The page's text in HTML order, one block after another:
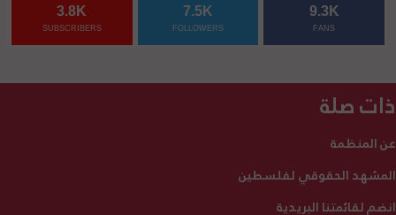
9.3K
FANS
7.5K
FOLLOWERS
3.8K
SUBSCRIBERS
ذات صلة
عن المنظمة
المشهد الحقوقي لفلسطين
انضم لقائمتنا البريدية